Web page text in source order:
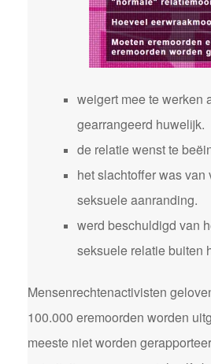
weigert mee te werken
gearrangeerd huwelijk.
de relatie wenst te
het slachtoffer was van
seksuele aanranding.
werd beschuldigd van
seksuele relatie buiten
Mensenrechtenactivisten
100.000 eremoorden worden
meeste niet worden